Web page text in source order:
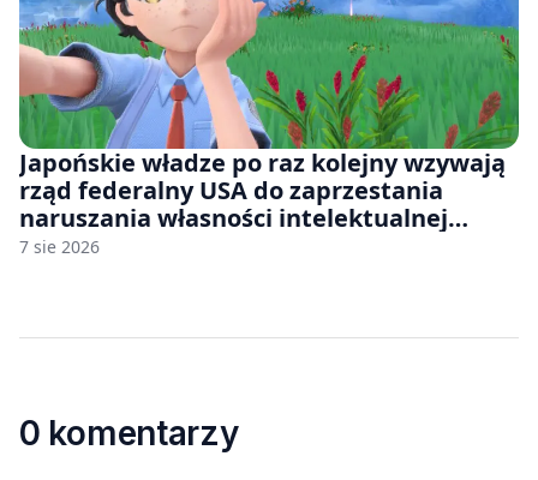
Japońskie władze po raz kolejny wzywają
rząd federalny USA do zaprzestania
naruszania własności intelektualnej
japońskich gier i anime
7 sie 2026
0 komentarzy